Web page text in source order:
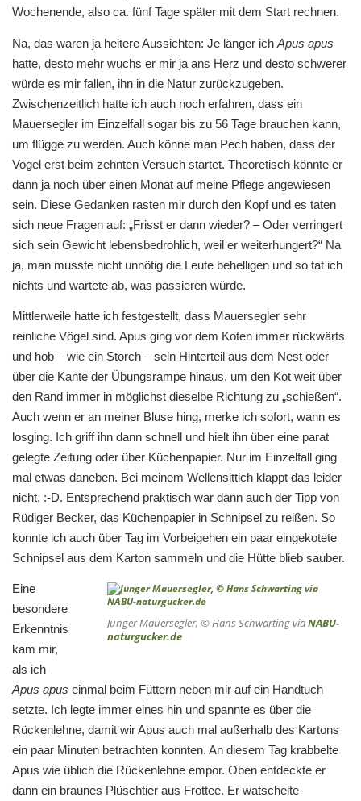
Wochenende, also ca. fünf Tage später mit dem Start rechnen.
Na, das waren ja heitere Aussichten: Je länger ich Apus apus
hatte, desto mehr wuchs er mir ja ans Herz und desto schwerer
würde es mir fallen, ihn in die Natur zurückzugeben.
Zwischenzeitlich hatte ich auch noch erfahren, dass ein
Mauersegler im Einzelfall sogar bis zu 56 Tage brauchen kann,
um flügge zu werden. Auch könne man Pech haben, dass der
Vogel erst beim zehnten Versuch startet. Theoretisch könnte er
dann ja noch über einen Monat auf meine Pflege angewiesen
sein. Diese Gedanken rasten mir durch den Kopf und es taten
sich neue Fragen auf: „Frisst er dann wieder? – Oder verringert
sich sein Gewicht lebensbedrohlich, weil er weiterhungert?“ Na
ja, man musste nicht unnötig die Leute behelligen und so tat ich
nichts und wartete ab, was passieren würde.
Mittlerweile hatte ich festgestellt, dass Mauersegler sehr
reinliche Vögel sind. Apus ging vor dem Koten immer rückwärts
und hob – wie ein Storch – sein Hinterteil aus dem Nest oder
über die Kante der Übungsrampe hinaus, um den Kot weit über
den Rand immer in möglichst dieselbe Richtung zu „schießen“.
Auch wenn er an meiner Bluse hing, merke ich sofort, wann es
losging. Ich griff ihn dann schnell und hielt ihn über eine parat
gelegte Zeitung oder über Küchenpapier. Nur im Einzelfall ging
mal etwas daneben. Bei meinem Wellensittich klappt das leider
nicht. :-D. Entsprechend praktisch war dann auch der Tipp von
Rüdiger Becker, das Küchenpapier in Schnipsel zu reißen. So
konnte ich auch über Tag im Vorbeigehen ein paar eingekotete
Schnipsel aus dem Karton sammeln und die Hütte blieb sauber.
Junger Mauersegler, © Hans Schwarting viaNABU-
naturgucker.de
Eine
besondere
Erkenntnis
kam mir,
als ich
Apus apus einmal beim Füttern neben mir auf ein Handtuch
setzte. Ich legte immer eines hin und spannte es über die
Rückenlehne, damit wir Apus auch mal außerhalb des Kartons
ein paar Minuten betrachten konnten. An diesem Tag krabbelte
Apus wie üblich die Rückenlehne empor. Oben entdeckte er
dann ein braunes Plüschtier aus Frottee. Er watschelte